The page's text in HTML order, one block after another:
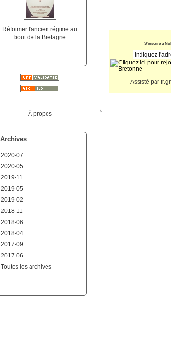
S'inscrire à
Assisté par
Réformer l'ancien régime au
bout de la Bretagne
À propos
Archives
2020-07
2020-05
2019-11
2019-05
2019-02
2018-11
2018-06
2018-04
2017-09
2017-06
Toutes les archives